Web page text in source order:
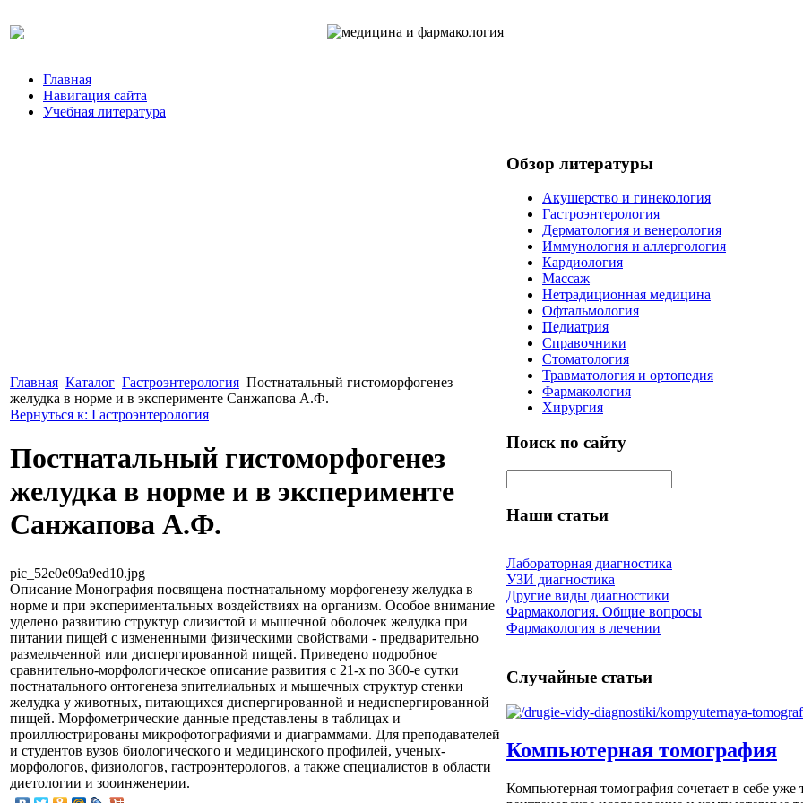
Главная
Навигация сайта
Учебная литература
Главная Каталог Гастроэнтерология Постнатальный гистоморфогенез
желудка в норме и в эксперименте Санжапова А.Ф.
Вернуться к: Гастроэнтерология
Постнатальный гистоморфогенез
желудка в норме и в эксперименте
Санжапова А.Ф.
pic_52e0e09a9ed10.jpg
Описание Монография посвящена постнатальному морфогенезу желудка в
норме и при экспериментальных воздействиях на организм. Особое внимание
уделено развитию структур слизистой и мышечной оболочек желудка при
питании пищей с измененными физическими свойствами - предварительно
размельченной или диспергированной пищей. Приведено подробное
сравнительно-морфологическое описание развития с 21-х по 360-е сутки
постнатального онтогенеза эпителиальных и мышечных структур стенки
желудка у животных, питающихся диспергированной и недиспергированной
пищей. Морфометрические данные представлены в таблицах и
проиллюстрированы микрофотографиями и диаграммами. Для преподавателей
и студентов вузов биологического и медицинского профилей, ученых-
морфологов, физиологов, гастроэнтерологов, а также специалистов в области
диетологии и зооинженерии.
Обзор литературы
Акушерство и гинекология
Гастроэнтерология
Дерматология и венерология
Иммунология и аллергология
Кардиология
Массаж
Нетрадиционная медицина
Офтальмология
Педиатрия
Справочники
Стоматология
Травматология и ортопедия
Фармакология
Хирургия
Поиск по сайту
Наши статьи
Лабораторная диагностика
УЗИ диагностика
Другие виды диагностики
Фармакология. Общие вопросы
Фармакология в лечении
Случайные статьи
Компьютерная томография
Компьютерная томография сочетает в себе уже